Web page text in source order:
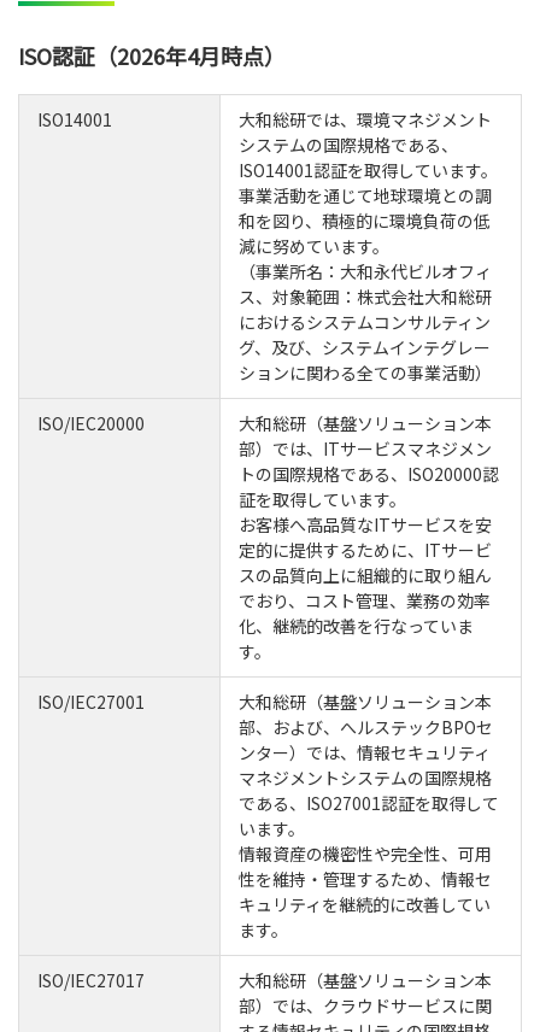
ISO認証（2026年4月時点）
ISO14001
大和総研では、環境マネジメント
システムの国際規格である、
ISO14001認証を取得しています。
事業活動を通じて地球環境との調
和を図り、積極的に環境負荷の低
減に努めています。
（事業所名：大和永代ビルオフィ
ス、対象範囲：株式会社大和総研
におけるシステムコンサルティン
グ、及び、システムインテグレー
ションに関わる全ての事業活動）
ISO/IEC20000
大和総研（基盤ソリューション本
部）では、ITサービスマネジメン
トの国際規格である、ISO20000認
証を取得しています。
お客様へ高品質なITサービスを安
定的に提供するために、ITサービ
スの品質向上に組織的に取り組ん
でおり、コスト管理、業務の効率
化、継続的改善を行なっていま
す。
ISO/IEC27001
大和総研（基盤ソリューション本
部、および、へルステックBPOセ
ンター）では、情報セキュリティ
マネジメントシステムの国際規格
である、ISO27001認証を取得して
います。
情報資産の機密性や完全性、可用
性を維持・管理するため、情報セ
キュリティを継続的に改善してい
ます。
ISO/IEC27017
大和総研（基盤ソリューション本
部）では、クラウドサービスに関